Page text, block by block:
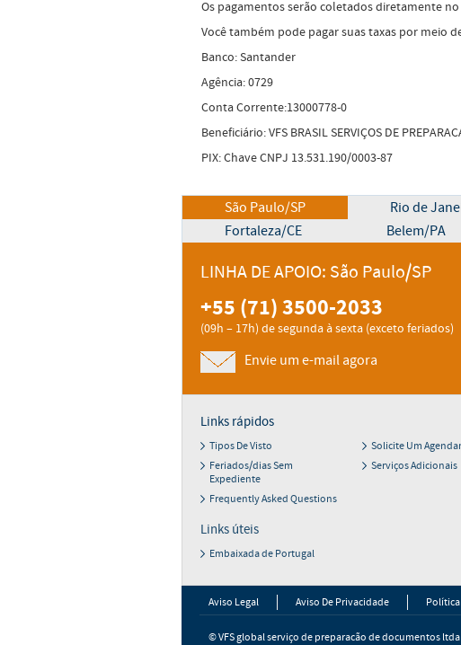
Os pagamentos serão coletados diretamente
Você também pode pagar suas taxas por meio
Banco: Santander
Agência: 0729
Conta Corrente:13000778-0
Beneficiário: VFS BRASIL SERVIÇOS DE
PIX: Chave CNPJ 13.531.190/0003-87
São Paulo/SP Rio de
Fortaleza/CE
Belem/PA
LINHA DE APOIO: São Paulo/SP
+55 (71) 3500-2033
(09h – 17h) de segunda à sexta (exceto feriados)
Envie um e-mail agora
Links rápidos
Tipos De Visto
Feriados/dias Sem
Expediente
Frequently Asked Questions
Solicite Um
Serviços Adicionais
Links úteis
Embaixada de Portugal
Aviso Legal Aviso De Privacidade
© VFS global serviço de preparacão de documentos